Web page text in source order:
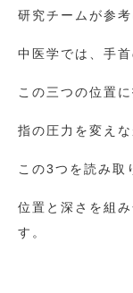
研究チームが参
中医学では、手
この三つの位置に
指の圧力を変え
この3つを読み取
位置と深さを組
す。